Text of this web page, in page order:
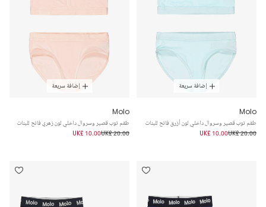
إضافة سريعة
Molo
طقم توب قصير وسروال داخلي لون أزرق فاتح للبنات
UK£ 20.00
UK£ 10.00
إضافة سريعة
Molo
طقم توب قصير وسروال داخلي لون زهري فاتح للبنات
UK£ 20.00
UK£ 10.00